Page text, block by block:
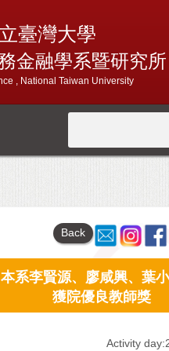
臺灣大學
金融學系暨研究所
, National Taiwan University
Back
系李賢源、廖咸興、葉
獲院優良教師獎
Activity